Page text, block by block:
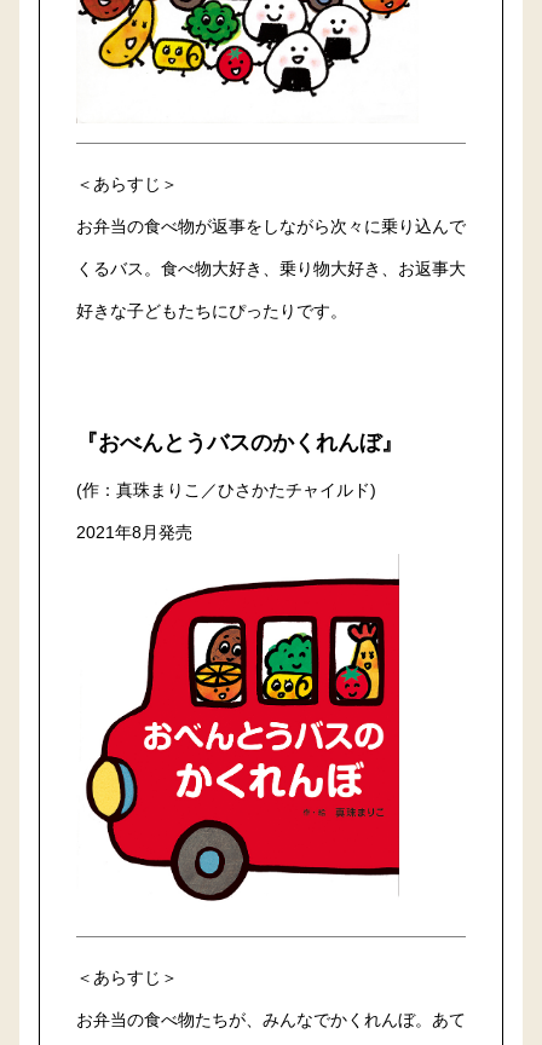
＜あらすじ＞
お弁当の食べ物が返事をしながら次々に乗り込んで
くるバス。食べ物大好き、乗り物大好き、お返事大
好きな子どもたちにぴったりです。
『おべんとうバスのかくれんぼ』
(作：真珠まりこ／ひさかたチャイルド)
2021年8月発売
＜あらすじ＞
お弁当の食べ物たちが、みんなでかくれんぼ。あて